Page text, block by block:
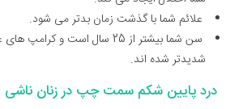
علائم شما با گذشت زمان بدتر می شود.
سن شما بیشتر از 25 سال است و
شدیدتر شده اند.
درد پایین شکم سمت چپ در زنان ناشی